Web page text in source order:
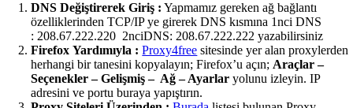
DNS Değiştirerek Giriş : Yapmamız gereken ağ bağlantı
özelliklerinden TCP/IP ye girerek DNS kısmına 1nci DNS
: 208.67.222.220 2nciDNS: 208.67.222.222 yazabilirsiniz
Firefox Yardımıyla :Proxy4free sitesinde yer alan proxylerden
herhangi bir tanesini kopyalayın; Firefox’u açın; Araçlar –
Seçenekler – Gelişmiş – Ağ – Ayarlar yolunu izleyin. IP
adresini ve portu buraya yapıştırın.